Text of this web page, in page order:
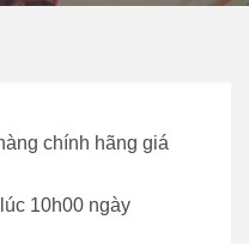
chính hãng giá
10h00 ngày